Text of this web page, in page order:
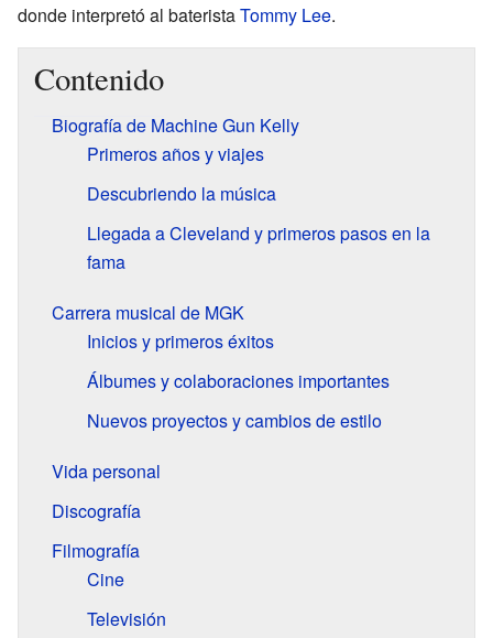
donde interpretó al bateristaTommy Lee.
Contenido
Biografía de Machine Gun Kelly
Primeros años y viajes
Descubriendo la música
Llegada a Cleveland y primeros pasos en la
fama
Carrera musical de MGK
Inicios y primeros éxitos
Álbumes y colaboraciones importantes
Nuevos proyectos y cambios de estilo
Vida personal
Discografía
Filmografía
Cine
Televisión